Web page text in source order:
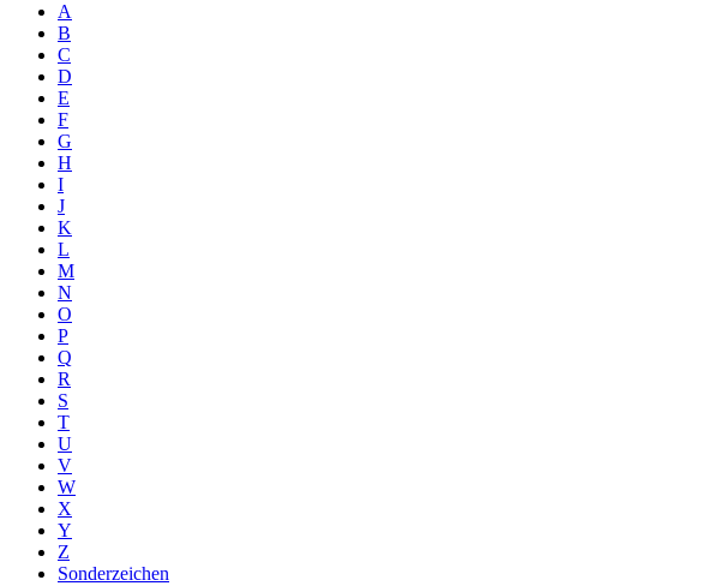
A
B
C
D
E
F
G
H
I
J
K
L
M
N
O
P
Q
R
S
T
U
V
W
X
Y
Z
Sonderzeichen